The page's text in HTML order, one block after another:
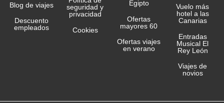
Blog de viajes
Descuento
empleados
seguridad y
privacidad
Cookies
Egipto
Ofertas
mayores 60
Ofertas viajes
en verano
Vuelo más
hotel a las
Canarias
Entradas
Musical El
Rey León
Viajes de
novios